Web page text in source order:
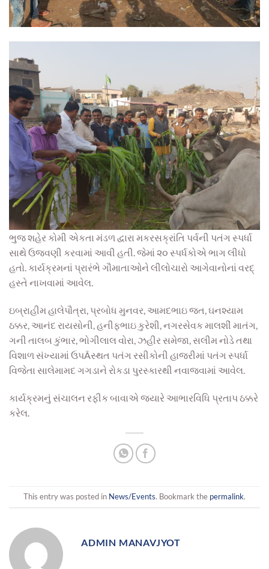
ભુજ શહેર કોમી એકતા મંડળ દ્વારા મકરસક્રાંતિ પર્વની પતંગ સ્પર્ધા
સાથે ઉજવણી કરવામાં આવી હતી. જેમાં ૨૦ સ્પર્ધકોએ ભાગ લીધો
હતો. કાર્યક્રમનાં પ્રારંભે ગૌમાતાઓને લીલોચારો આગેવાનોનાં વરદ્‌
હસ્તે નાખવામાં આવેલ.
ઇબ્રાહીમ હાલેપૌત્રા, પ્રબોધ મુનવર, આમદભાઇ જત, ઘનશ્યામ
ઠક્કર, આનંદ રાયસોની, હનીફભાઇ કુરેશી, નગરસેવક માલશીં માતંગ,
ગની તાલબ કુંભાર, ભોગીલાલ વોરા, ઝહીર સમેજા, સલીમ નોડે તથા
વિશાળ સંખ્યામાં ઉપÂસ્થત પતંગ રસીકોની હાજરીમાં પતંગ સ્પર્ધા
વિજેતા સાલેમામદ ગગડાને રોકડા પુરસ્કારથી નવાજવામાં આવેલ.
કાર્યક્રમનું સંચાલન રફીક બાવાએ જયારે આભારવિધિ પ્રતાપ ઠક્કરે
કરેલ.
This entry was posted in News/Events. Bookmark the permalink.
ADMIN MANAVJYOT